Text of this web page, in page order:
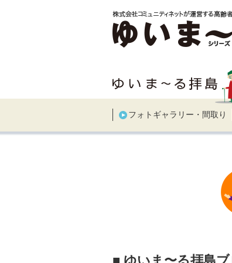
フォトギャラリー・間取り